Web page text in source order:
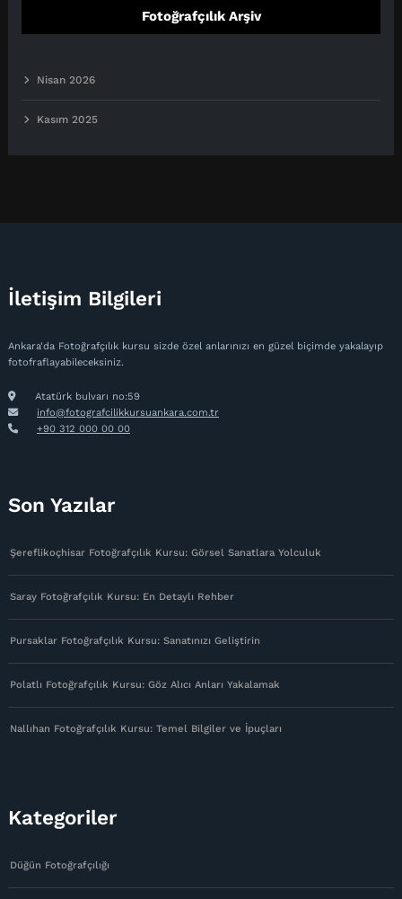
Fotoğrafçılık Arşiv
Nisan 2026
Kasım 2025
İletişim Bilgileri
Ankara'da Fotoğrafçılık kursu sizde özel anlarınızı en güzel biçimde yakalayıp
fotofraflayabileceksiniz.
Atatürk bulvarı no:59
info@fotografcilikkursuankara.com.tr
+90 312 000 00 00
Son Yazılar
Şereflikoçhisar Fotoğrafçılık Kursu: Görsel Sanatlara Yolculuk
Saray Fotoğrafçılık Kursu: En Detaylı Rehber
Pursaklar Fotoğrafçılık Kursu: Sanatınızı Geliştirin
Polatlı Fotoğrafçılık Kursu: Göz Alıcı Anları Yakalamak
Nallıhan Fotoğrafçılık Kursu: Temel Bilgiler ve İpuçları
Kategoriler
Düğün Fotoğrafçılığı